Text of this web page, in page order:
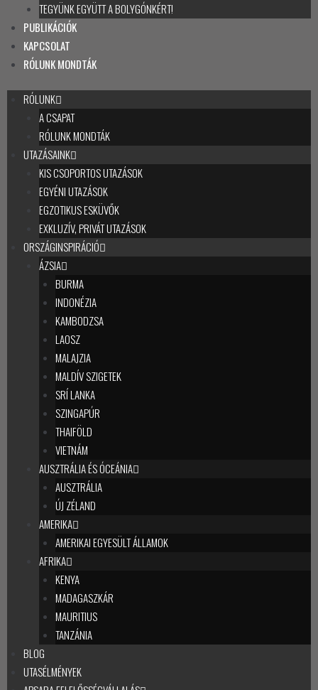
TEGYÜNK EGYÜTT A BOLYGÓNKÉRT!
PUBLIKÁCIÓK
KAPCSOLAT
RÓLUNK MONDTÁK
RÓLUNK
A CSAPAT
RÓLUNK MONDTÁK
UTAZÁSAINK
KIS CSOPORTOS UTAZÁSOK
EGYÉNI UTAZÁSOK
EGZOTIKUS ESKÜVŐK
EXKLUZÍV, PRIVÁT UTAZÁSOK
ORSZÁGINSPIRÁCIÓ
ÁZSIA
BURMA
INDONÉZIA
KAMBODZSA
LAOSZ
MALAJZIA
MALDÍV SZIGETEK
SRÍ LANKA
SZINGAPÚR
THAIFÖLD
VIETNÁM
AUSZTRÁLIA ÉS ÓCEÁNIA
AUSZTRÁLIA
ÚJ ZÉLAND
AMERIKA
AMERIKAI EGYESÜLT ÁLLAMOK
AFRIKA
KENYA
MADAGASZKÁR
MAURITIUS
TANZÁNIA
BLOG
UTASÉLMÉNYEK